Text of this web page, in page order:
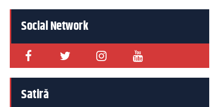
Social Network
Satiră